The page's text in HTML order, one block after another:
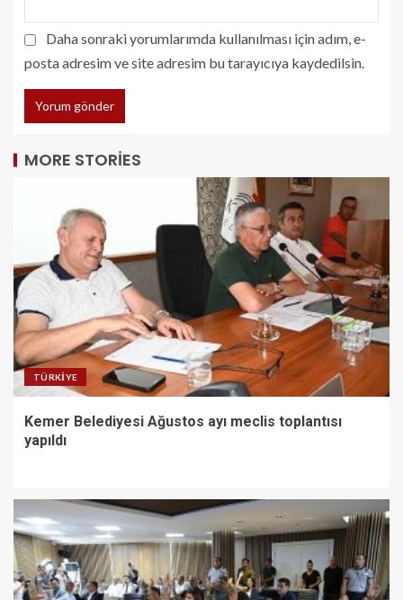
Daha sonraki yorumlarımda kullanılması için adım, e-
posta adresim ve site adresim bu tarayıcıya kaydedilsin.
MORE STORIES
TÜRKIYE
Kemer Belediyesi Ağustos ayı meclis toplantısı
yapıldı